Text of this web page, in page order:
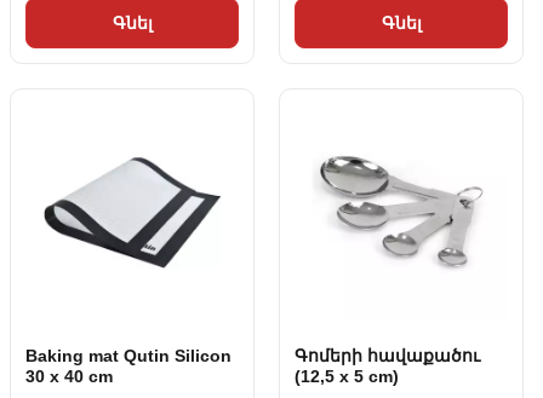
Գնել Գնել
Baking mat Qutin Silicon
30 x 40 cm
Գոմերի հավաքածու
(12,5 x 5 cm)